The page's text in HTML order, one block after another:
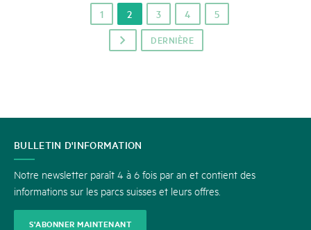
p DERNIÈRE
1 2 3 4 5
CONTACT
BULLETIN D'INFORMATION
Notre newsletter paraît 4 à 6 fois par an et contient des
informations sur les parcs suisses et leurs offres.
S'ABONNER MAINTENANT